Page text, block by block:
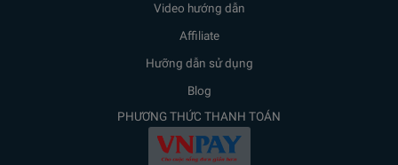
Video hướng dẫn
Affiliate
Hưỡng dẫn sử dụng
Blog
PHƯƠNG THỨC THANH TOÁN